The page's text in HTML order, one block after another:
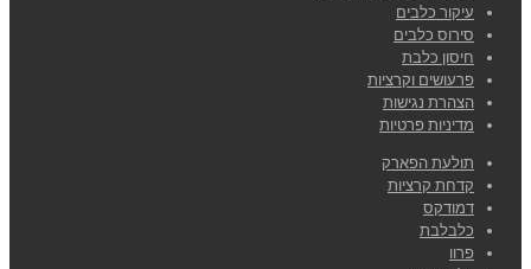
עיקור כלבים
סירוס כלבים
חיסון כלבת
פרעושים וקרציות
הצהרת נגישות
מדיניות פרטיות
תולעת הפארק
קדחת קרציות
דמודקס
כלבלבת
פרוו